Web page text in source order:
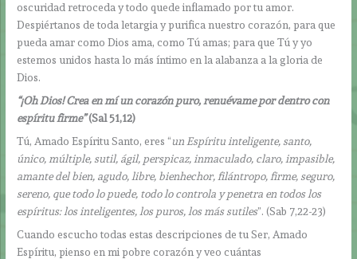
oscuridad retroceda y todo quede inflamado por tu amor.
Despiértanos de toda letargia y purifica nuestro corazón, para que
pueda amar como Dios ama, como Tú amas; para que Tú y yo
estemos unidos hasta lo más íntimo en la alabanza a la gloria de
Dios.
“¡Oh Dios! Crea en mí un corazón puro, renuévame por dentro con
espíritu firme”(Sal 51,12)
Tú, Amado Espíritu Santo, eres “un Espíritu inteligente, santo,
único, múltiple, sutil, ágil, perspicaz, inmaculado, claro, impasible,
amante del bien, agudo, libre, bienhechor, filántropo, firme, seguro,
sereno, que todo lo puede, todo lo controla y penetra en todos los
espíritus: los inteligentes, los puros, los más sutiles”. (Sab 7,22-23)
Cuando escucho todas estas descripciones de tu Ser, Amado
Espíritu, pienso en mi pobre corazón y veo cuántas